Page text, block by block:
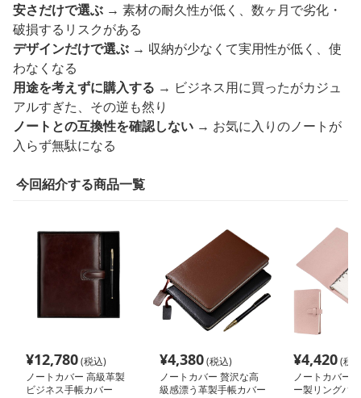
安さだけで選ぶ → 素材の耐久性が低く、数ヶ月で劣化・
破損するリスクがある
デザインだけで選ぶ → 収納が少なくて実用性が低く、使
わなくなる
用途を考えずに購入する → ビジネス用に買ったがカジュ
アルすぎた、その逆も然り
ノートとの互換性を確認しない → お気に入りのノートが
入らず無駄になる
今回紹介する商品一覧
¥12,780(税込)
ノートカバー 高級革製
ビジネス手帳カバー
¥4,380(税込)
ノートカバー 贅沢な高
級感漂う革製手帳カバー
¥4,420(税
ノートカバー
ー製リングバ